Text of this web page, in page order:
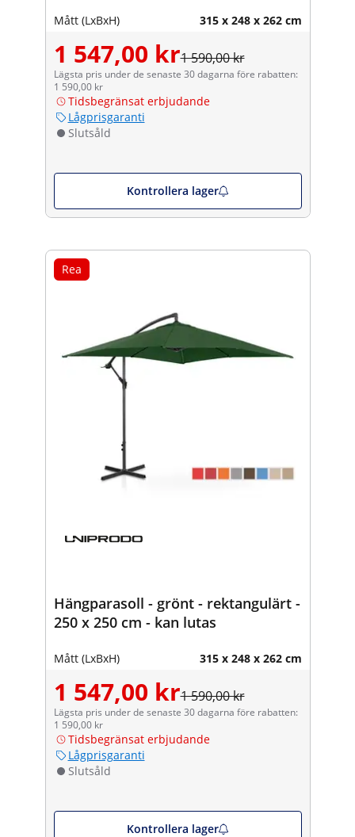
Mått (LxBxH) 315 x 248 x 262 cm
1 547,00 kr1 590,00 kr
Lägsta pris under de senaste 30 dagarna före rabatten:
1 590,00 kr
Tidsbegränsat erbjudande
Lågprisgaranti
Slutsåld
Kontrollera lager
Rea
Hängparasoll - grönt - rektangulärt -
250 x 250 cm - kan lutas
Mått (LxBxH) 315 x 248 x 262 cm
1 547,00 kr1 590,00 kr
Lägsta pris under de senaste 30 dagarna före rabatten:
1 590,00 kr
Tidsbegränsat erbjudande
Lågprisgaranti
Slutsåld
Kontrollera lager